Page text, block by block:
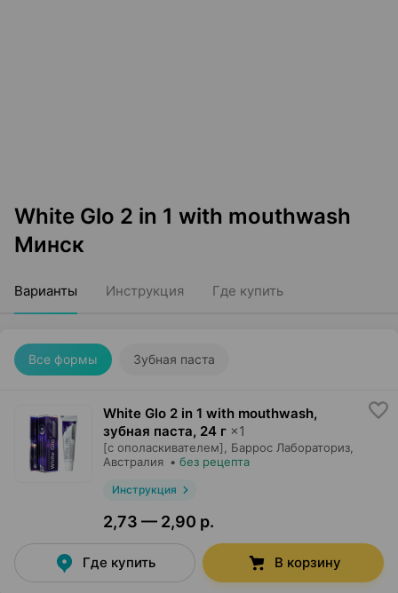
White Glo 2 in 1 with mouthwash
Минск
Варианты Инструкция Где купить
Все формы Зубная паста
White Glo 2 in 1 with mouthwash,
зубная паста, 24 г ×1
[с ополаскивателем], Баррос Лабораториз
Австралия • без рецепта
Инструкция
2,73 — 2,90 р.
Где купить В корзину